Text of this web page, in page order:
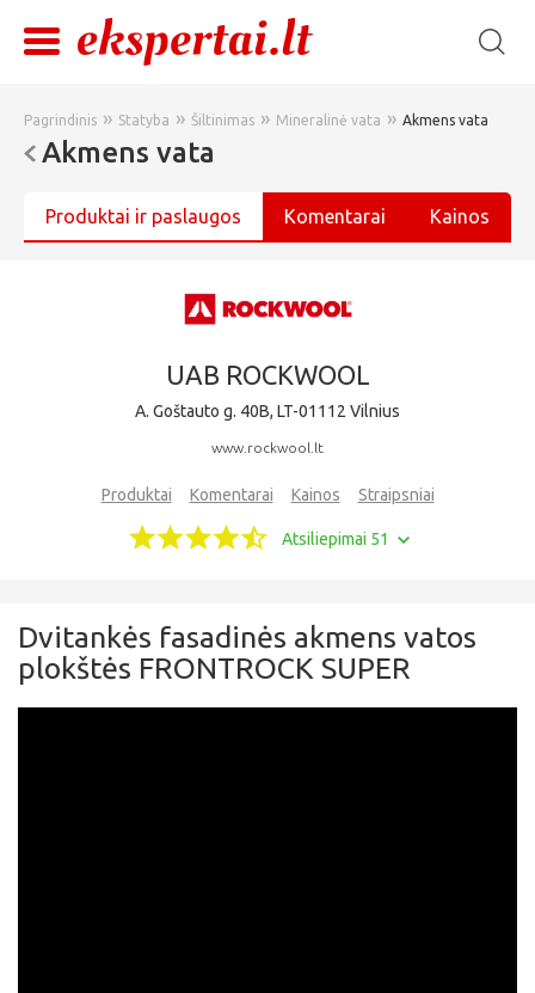
Pagrindinis » Statyba » Šiltinimas » Mineralinė vata » Akmens vata
Akmens vata
Produktai ir paslaugos Komentarai Kainos
UAB ROCKWOOL
A. Goštauto g. 40B, LT-01112 Vilnius
www.rockwool.lt
Produktai Komentarai Kainos Straipsniai
Atsiliepimai 51
Dvitankės fasadinės akmens vatos
plokštės FRONTROCK SUPER